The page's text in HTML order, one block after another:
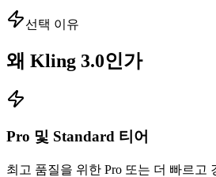
선택 이유
왜 Kling 3.0인가
Pro 및 Standard 티어
최고 품질을 위한 Pro 또는 더 빠르고